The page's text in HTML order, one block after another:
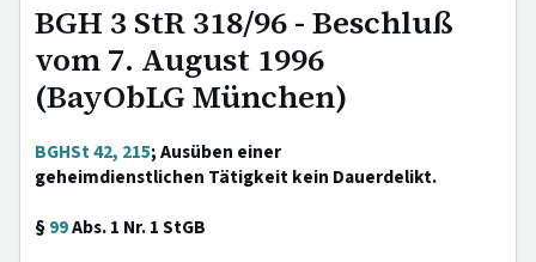
BGH 3 StR 318/96 - Beschluß
vom 7. August 1996
(BayObLG München)
BGHSt 42, 215; Ausüben einer
geheimdienstlichen Tätigkeit kein Dauerdelikt.
§99Abs. 1 Nr. 1 StGB